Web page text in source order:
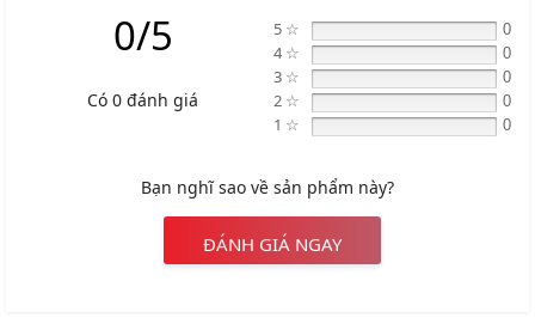
0/5
Có 0 đánh giá
5 ☆ 0
4 ☆ 0
3 ☆ 0
2 ☆ 0
1 ☆ 0
Bạn nghĩ sao về sản phẩm này?
ĐÁNH GIÁ NGAY